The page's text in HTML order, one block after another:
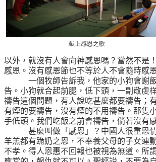
献上感恩之歌
以外，就沒有人會向神感恩嗎？當然不是
感恩。沒有感恩節也不等於人不會隨時感
一個牧師告訴我，他家的小狗會謝
告。小狗就合起前腿，低下頭，一副敬虔
禱告這個問題，有人說吃甚麼都要禱告；
有煙的要禱告，沒有煙的不用禱告。那隻
手低頭。我們吃飯之前會禱告，倘若沒有
甚麼叫做「感恩」？中國人很重恩
羊羔都有跪奶之恩，不奉養父母的子女連
不孝。得人恩惠不回報也被視為無道。所